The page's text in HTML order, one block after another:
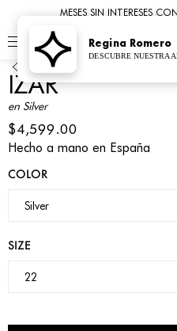
MESES SIN INTERESES
1 2 3
IZAR
en Silver
$4,599.00
Hecho a mano en España
COLOR
SIZE
Regina Romero
DESCUBRE NUESTRA